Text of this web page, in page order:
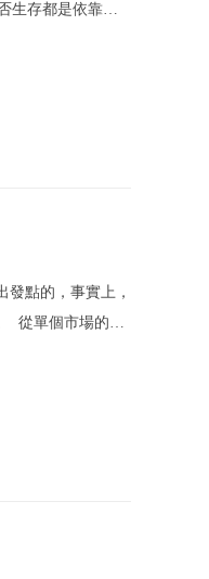
生存都是依靠消
點的，事實上，
從單個市場的開